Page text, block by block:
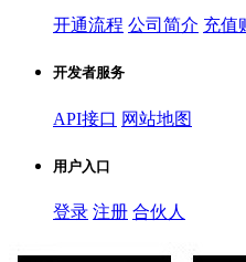
开通流程 公司简介 充值
开发者服务
API接口 网站地图
用户入口
登录 注册 合伙人